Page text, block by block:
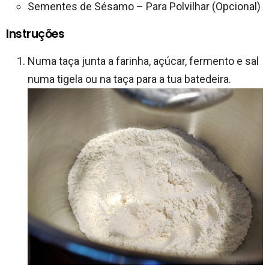
Sementes de Sésamo – Para Polvilhar (Opcional)
Instruções
Numa taça junta a farinha, açúcar, fermento e sal
numa tigela ou na taça para a tua batedeira.